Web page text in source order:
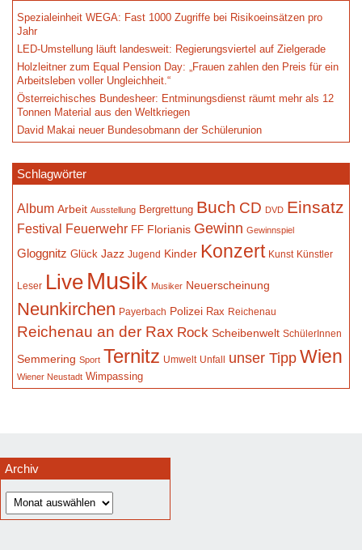
Spezialeinheit WEGA: Fast 1000 Zugriffe bei Risikoeinsätzen pro
Jahr
LED-Umstellung läuft landesweit: Regierungsviertel auf Zielgerade
Holzleitner zum Equal Pension Day: „Frauen zahlen den Preis für ein
Arbeitsleben voller Ungleichheit.“
Österreichisches Bundesheer: Entminungsdienst räumt mehr als 12
Tonnen Material aus den Weltkriegen
David Makai neuer Bundesobmann der Schülerunion
Schlagwörter
Album Arbeit Ausstellung Bergrettung Buch CD DVD Einsatz
Festival Feuerwehr FF Florianis Gewinn Gewinnspiel
Gloggnitz Glück Jazz Jugend Kinder Konzert Kunst Künstler
Leser Live Musik Musiker Neuerscheinung
Neunkirchen Payerbach Polizei Rax Reichenau
Reichenau an der Rax Rock Scheibenwelt SchülerInnen
Semmering Sport Ternitz Umwelt Unfall unser TippWien
Wiener Neustadt Wimpassing
Archiv
Archiv